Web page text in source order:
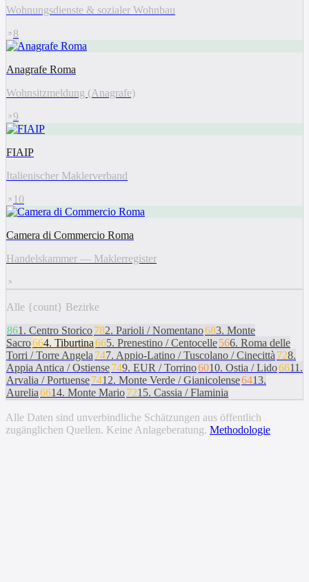
Wohnungsdienste & sozialer Wohnbau
8
Anagrafe Roma
Wohnsitzmeldung (Anagrafe)
9
FIAIP
Italienischer Maklerverband
10
Camera di Commercio Roma
Handelskammer — Maklerregister
Alle {count} Bezirke
861 . Centro Storico782. Parioli / Nomentano683. Monte
Sacro664. Tiburtina665. Prenestino / Centocelle566. Roma delle
Torri / Torre Angela 747. Appio-Latino / Tuscolano / Cinecittà 728.
Appia Antica / Ostiense749. EUR / Torrino6010. Ostia / Lido6611 .
Arvalia / Portuense7412. Monte Verde / Gianicolense6413.
Aurelia6614. Monte Mario7215. Cassia / Flaminia
Alle Daten sind unverbindliche Schätzungen aus öffentlich
zugänglichen Quellen. Keine Anlageberatung. Methodologie